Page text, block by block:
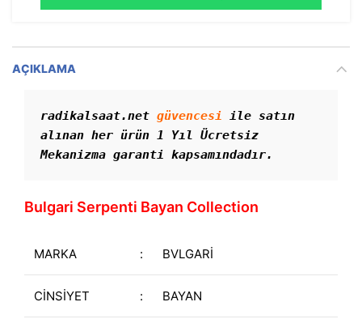
AÇIKLAMA
radikalsaat.net güvencesi ile satın
alınan her ürün 1 Yıl Ücretsiz
Mekanizma garanti kapsamındadır.
Bulgari Serpenti Bayan Collection
MARKA : BVLGARİ
CİNSİYET : BAYAN